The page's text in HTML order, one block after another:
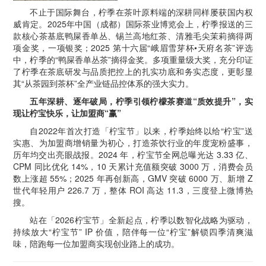
不止于国际舞台，柠季在茶叶原料端的深耕同样屡获国内权
威肯定。2025年中国（成都）国际茶业博览会上，柠季报送的三
款核心茶基底鸭屎香单丛、锡兰高地红茶、清雅毛尖茉莉摘得两
项金奖，一项银奖；2025 第十六届“峨眉雪芽杯•天府名茶”评选
中，柠季的“鸭屎香单丛茶”摘得金奖。多项重量级大奖，充分印证
了柠季在茶底研发与品质把控上的扎实功底和务实态度，更彰显
其“从茶园到茶杯”全产业链品控体系的强大实力。
五年深耕、逐年破局，柠季引领柠檬茶赛道“质效提升”，实
现让柠宝快乐，让加盟商“赢”
自2022年首次打造「柠宝节」以来，柠季始终以给“柠宝”送
实惠、为加盟商增销量为初心，打造茶饮行业的年度宠粉盛事，
历年均交出亮眼战报。2024 年，柠宝节全网总曝光达 3.33 亿、
CPM 同比优化 14%，10 天累计充值额突破 3000 万，消费会员
数上涨超 55%；2025 年再创新高，GMV 突破 6000 万、新增 Z
世代年轻用户 226.7 万，整体 ROI 高达 11.3，三度登上微博热
搜。
站在「2026柠宝节」全新起点，柠季以数智化战略为驱动，
持续放大“柠宝节” IP 价值，陪伴每一位“柠宝”解锁四季清爽滋
味，陪跑每一位加盟商实现创业路上的成功。